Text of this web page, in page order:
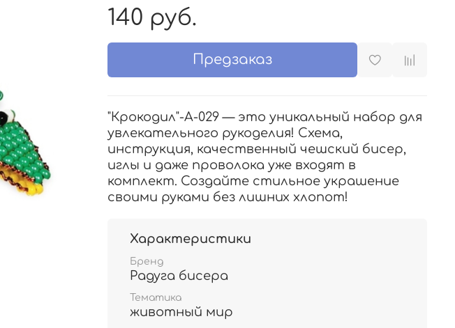
140 руб.
Предзаказ
"Крокодил"-А-029 — это уникальный набор для
увлекательного рукоделия! Схема,
инструкция, качественный чешский бисер,
иглы и даже проволока уже входят в
комплект. Создайте стильное украшение
своими руками без лишних хлопот!
Характеристики
Бренд
Радуга бисера
Тематика
животный мир